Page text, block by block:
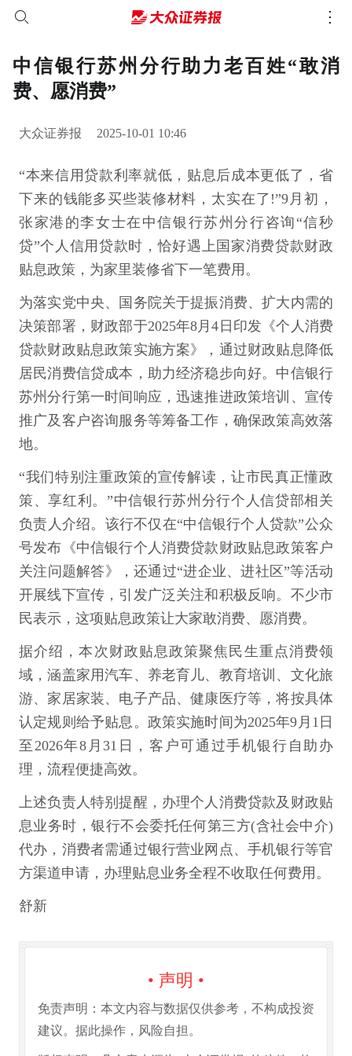
中信银行苏州分行助力老百姓“敢消
费、愿消费”
大众证券报 2025-10-01 10:46
“本来信用贷款利率就低，贴息后成本更低了，省
下来的钱能多买些装修材料，太实在了!”9月初，
张家港的李女士在中信银行苏州分行咨询“信秒
贷”个人信用贷款时，恰好遇上国家消费贷款财政
贴息政策，为家里装修省下一笔费用。
为落实党中央、国务院关于提振消费、扩大内需的
决策部署，财政部于2025年8月4日印发《个人消费
贷款财政贴息政策实施方案》，通过财政贴息降低
居民消费信贷成本，助力经济稳步向好。中信银行
苏州分行第一时间响应，迅速推进政策培训、宣传
推广及客户咨询服务等筹备工作，确保政策高效落
地。
“我们特别注重政策的宣传解读，让市民真正懂政
策、享红利。”中信银行苏州分行个人信贷部相关
负责人介绍。该行不仅在“中信银行个人贷款”公众
号发布《中信银行个人消费贷款财政贴息政策客户
关注问题解答》，还通过“进企业、进社区”等活动
开展线下宣传，引发广泛关注和积极反响。不少市
民表示，这项贴息政策让大家敢消费、愿消费。
据介绍，本次财政贴息政策聚焦民生重点消费领
域，涵盖家用汽车、养老育儿、教育培训、文化旅
游、家居家装、电子产品、健康医疗等，将按具体
认定规则给予贴息。政策实施时间为2025年9月1日
至2026年8月31日，客户可通过手机银行自助办
理，流程便捷高效。
上述负责人特别提醒，办理个人消费贷款及财政贴
息业务时，银行不会委托任何第三方(含社会中介)
代办，消费者需通过银行营业网点、手机银行等官
方渠道申请，办理贴息业务全程不收取任何费用。
舒新
• 声明 •
免责声明：本文内容与数据仅供参考，不构成投资
建议。据此操作，风险自担。